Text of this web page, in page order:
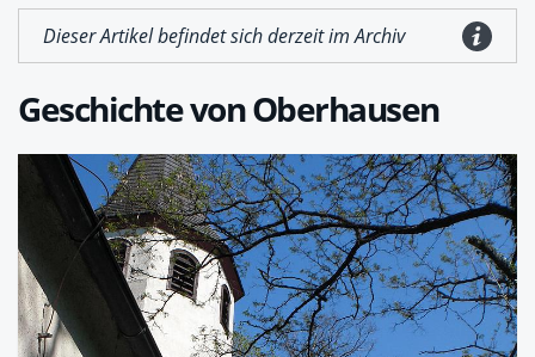
Dieser Artikel befindet sich derzeit im Archiv
Geschichte von Oberhausen